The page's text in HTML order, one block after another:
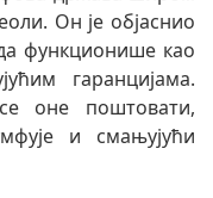
Он је објаснио
функционише као
гаранцијама.
оне поштовати,
и смањујући